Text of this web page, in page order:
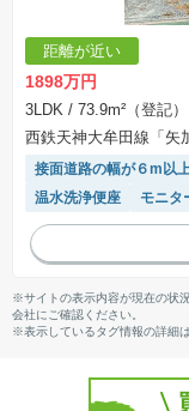
距離が近い
1898万円
3LDK / 73.9m²（登記）
西鉄天神大牟田線「矢
接面道路の幅が６m以
温水洗浄便座
モニタ
※サイトの表示内容が現在の状
会社にご確認ください。
※表示しているタグ情報の詳細は